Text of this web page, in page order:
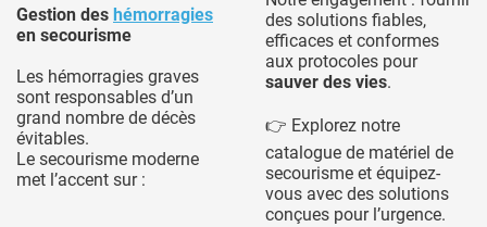
Gestion des hémorragies
en secourisme
Les hémorragies graves
sont responsables d’un
grand nombre de décès
évitables.
Le secourisme moderne
met l’accent sur :
des solutions fiables,
efficaces et conformes
aux protocoles pour
sauver des vies.
👉 Explorez notre
catalogue de matériel de
secourisme et équipez-
vous avec des solutions
conçues pour l’urgence.